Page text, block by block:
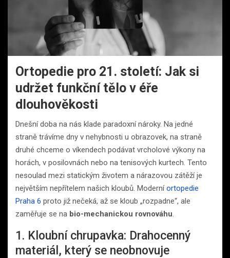
Ortopedie pro 21. století: Jak si
udržet funkční tělo v éře
dlouhověkosti
Dnešní doba na nás klade paradoxní nároky. Na jedné
straně trávíme dny v nehybnosti u obrazovek, na straně
druhé chceme o víkendech podávat vrcholové výkony na
horách, v posilovnách nebo na tenisových kurtech. Tento
nesoulad mezi statickým životem a nárazovou zátěží je
největším nepřítelem našich kloubů. Moderníortopedie
Praha 6 proto již nečeká, až se kloub „rozpadne“, ale
zaměřuje se na bio-mechanickou rovnováhu
1. Kloubní chrupavka: Drahocenný
materiál, který se neobnovuje